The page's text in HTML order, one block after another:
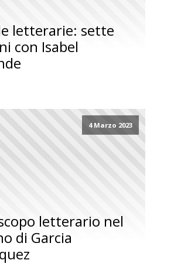
letterarie: sette
con Isabel
4 Marzo 2023
letterario nel
di Garcia